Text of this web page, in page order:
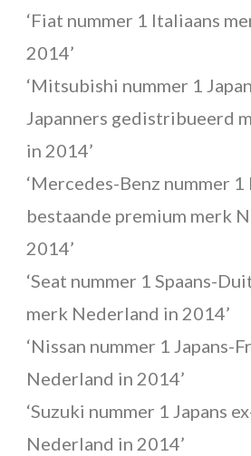
‘Fiat nummer 1 Italiaans
2014’
‘Mitsubishi nummer 1
Japanners gedistribueerd
in 2014’
‘Mercedes-Benz nummer
bestaande premium merk
2014’
‘Seat nummer 1 Spaans-
merk Nederland in 2014’
‘Nissan nummer 1 Japans-
Nederland in 2014’
‘Suzuki nummer 1 Japans
Nederland in 2014’